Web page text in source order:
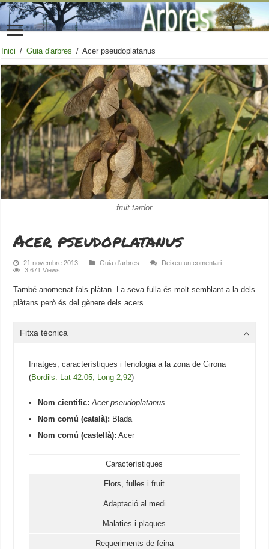
Inici / Guia d'arbres / Acer pseudoplatanus
fruit tardor
Acer pseudoplatanus
21 novembre 2013 Guia d'arbres
Deixeu un comentari
3,671 Views
També anomenat fals plàtan. La seva fulla és molt semblant a la dels
plàtans però és del gènere dels acers.
Fitxa tècnica
Imatges, característiques i fenologia a la zona de Girona
(Bordils: Lat 42.05, Long 2,92)
Nom cientific: Acer pseudoplatanus
Nom comú (català): Blada
Nom comú (castellà): Acer
Característiques
Flors, fulles i fruit
Adaptació al medi
Malaties i plaques
Requeriments de feina